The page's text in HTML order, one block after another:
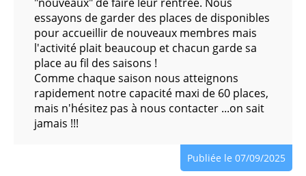
Danse classique Adulte
Fitness - Bodysculpt - Step Renfo - CAF - Aero Danse
Informatique Atelier Graphique Niveau 1
Informatique Atelier Graphique Niveau 2
Informatique Confirmés - Perfectionnement
essayons de garder des places de disponibles
pour accueillir de nouveaux membres mais
l'activité plait beaucoup et chacun garde sa
place au fil des saisons !
Comme chaque saison nous atteignons
rapidement notre capacité maxi de 60 places,
mais n'hésitez pas à nous contacter ...on sait
jamais !!!
Publiée le 07/09/2025